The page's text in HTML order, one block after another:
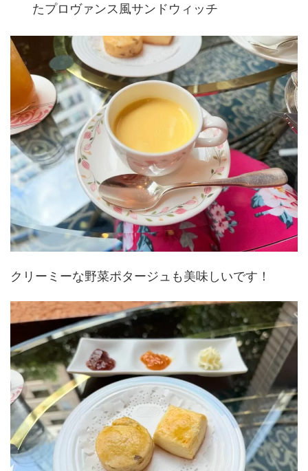
たプロヴァンス風サンドウィッチ
クリーミーな野菜ポタージュも美味しいです！